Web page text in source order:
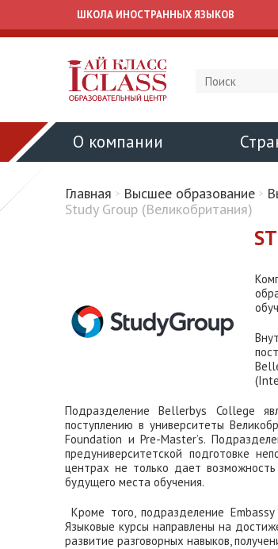
ШКОЛА ИНОСТРАННЫХ ЯЗЫКОВ
О компании
Главная Высшее образование
Study Group (Великобритания)
Подразделение Bellerbys College
поступлению в университеты
Foundation и Pre-Master’s.
предуниверситетской подготовке
центрах не только дает
будущего места обучения.
Кроме того, подразделение
Языковые курсы направлены на
развитие разговорных навыков,